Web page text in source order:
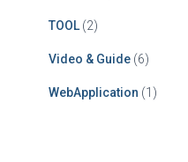
TOOL (2)
Video & Guide (6)
WebApplication (1)